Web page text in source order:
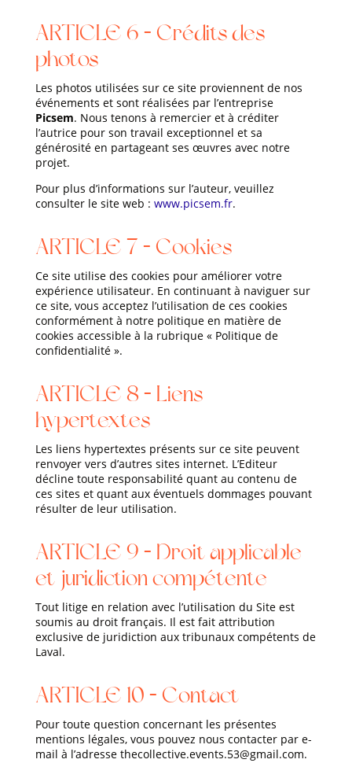
ARTICLE 6 – Crédits des
photos
Les photos utilisées sur ce site proviennent de nos
événements et sont réalisées par l’entreprise
Picsem. Nous tenons à remercier et à créditer
l’autrice pour son travail exceptionnel et sa
générosité en partageant ses œuvres avec notre
projet.
Pour plus d’informations sur l’auteur, veuillez
consulter le site web : www.picsem.fr.
ARTICLE 7 – Cookies
Ce site utilise des cookies pour améliorer votre
expérience utilisateur. En continuant à naviguer sur
ce site, vous acceptez l’utilisation de ces cookies
conformément à notre politique en matière de
cookies accessible à la rubrique « Politique de
confidentialité ».
ARTICLE 8 – Liens
hypertextes
Les liens hypertextes présents sur ce site peuvent
renvoyer vers d’autres sites internet. L’Editeur
décline toute responsabilité quant au contenu de
ces sites et quant aux éventuels dommages pouvant
résulter de leur utilisation.
ARTICLE 9 – Droit applicable
et juridiction compétente
Tout litige en relation avec l’utilisation du Site est
soumis au droit français. Il est fait attribution
exclusive de juridiction aux tribunaux compétents de
Laval.
ARTICLE 10 – Contact
Pour toute question concernant les présentes
mentions légales, vous pouvez nous contacter par e-
mail à l’adresse thecollective.events.53@gmail.com.